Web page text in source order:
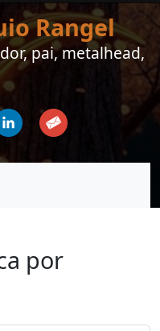
Rangel
pai, metalhead,
Email
por